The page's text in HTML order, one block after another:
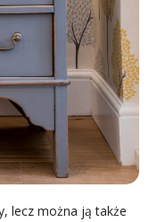
lecz można ją także